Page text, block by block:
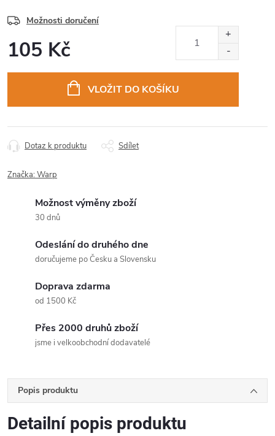
Možnosti doručení
105 Kč
VLOŽIT DO KOŠÍKU
Dotaz k produktu Sdílet
Značka:Warp
Možnost výměny zboží
30 dnů
Odeslání do druhého dne
doručujeme po Česku a Slovensku
Doprava zdarma
od 1500 Kč
Přes 2000 druhů zboží
jsme i velkoobchodní dodavatelé
Popis produktu
Detailní popis produktu